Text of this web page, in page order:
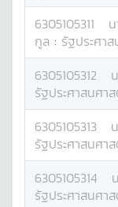
6305105311
กูล : รัฐประศา
6305105312
รัฐประศาสนศา
6305105313
รัฐประศาสนศา
6305105314
รัฐประศาสนศา